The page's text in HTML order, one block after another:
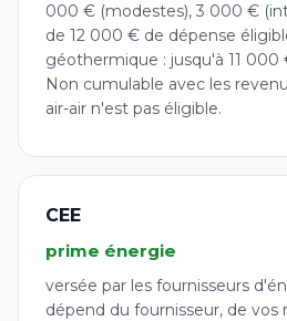
000 € (modestes), 3 000 €
de 12 000 € de dépense
géothermique : jusqu'à 11
Non cumulable avec les
air-air n'est pas éligible.
CEE
prime énergie
versée par les fournisseurs
dépend du fournisseur, de vos